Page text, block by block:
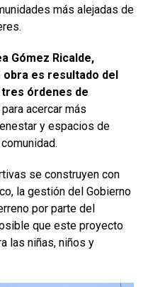
más alejadas de
Gómez Ricalde,
es resultado del
órdenes de
acercar más
y espacios de
se construyen con
la gestión del Gobierno
por parte del
que este proyecto
las niñas, niños y